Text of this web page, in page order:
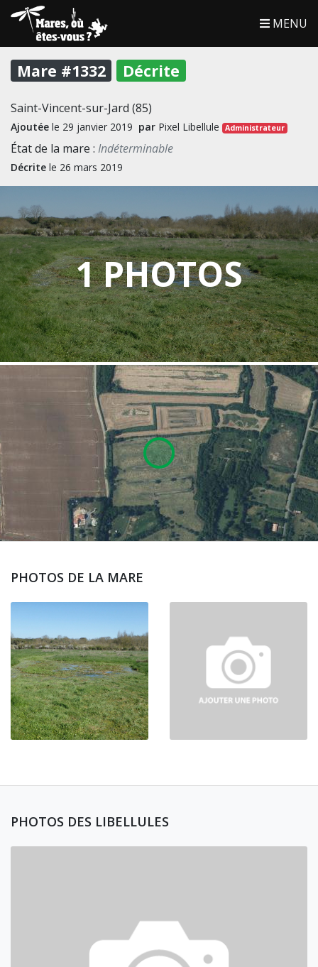
MENU
Mare #1332 Décrite
Saint-Vincent-sur-Jard (85)
Ajoutée le 29 janvier 2019 par Pixel Libellule Administrateur
État de la mare : Indéterminable
Décrite le 26 mars 2019
1 PHOTOS
PHOTOS DE LA MARE
PHOTOS DES LIBELLULES